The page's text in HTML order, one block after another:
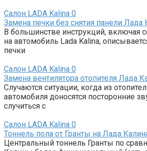
Салон LADA Kalina 0
Замена печки без снятия панели Лада
В большинстве инструкций, включая
на автомобиль Lada Kalina,
печки
Салон LADA Kalina 0
Замена вентилятора отопителя Лада
Случаются ситуации, когда из
автомобиля доносятся посторонние
случиться с
Салон LADA Kalina 0
Тоннель пола от Гранты на Лада
Центральный тоннель Гранты по